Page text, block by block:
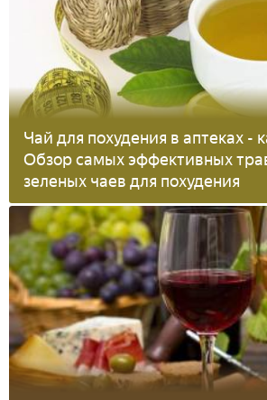
Чай для похудения в аптеках -
Обзор самых эффективных
зеленых чаев для похудения